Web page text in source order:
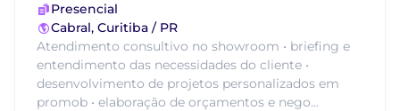
Presencial
Cabral, Curitiba / PR
Atendimento consultivo no showroom • briefing e
entendimento das necessidades do cliente •
desenvolvimento de projetos personalizados em
promob • elaboração de orçamentos e nego...